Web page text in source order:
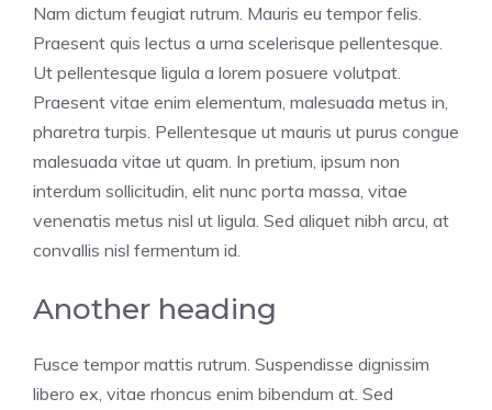
Nam dictum feugiat rutrum. Mauris eu tempor felis.
Praesent quis lectus a urna scelerisque pellentesque.
Ut pellentesque ligula a lorem posuere volutpat.
Praesent vitae enim elementum, malesuada metus in,
pharetra turpis. Pellentesque ut mauris ut purus congue
malesuada vitae ut quam. In pretium, ipsum non
interdum sollicitudin, elit nunc porta massa, vitae
venenatis metus nisl ut ligula. Sed aliquet nibh arcu, at
convallis nisl fermentum id.
Another heading
Fusce tempor mattis rutrum. Suspendisse dignissim
libero ex, vitae rhoncus enim bibendum at. Sed